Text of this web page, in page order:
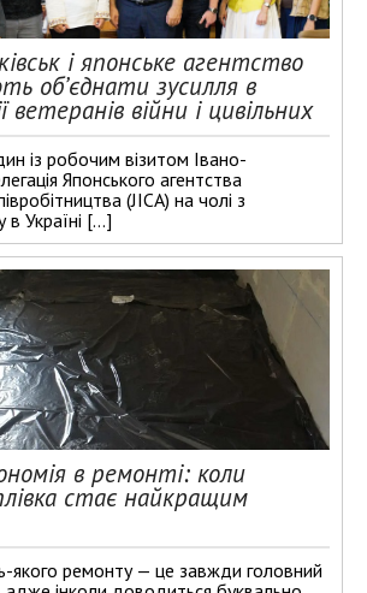
і японське агентство
об’єднати зусилля в
ветеранів війни і цивільних
із робочим візитом Івано-
Японського агентства
(JICA) на чолі з
в Україні […]
в ремонті: коли
стає найкращим
якого ремонту — це завжди головний